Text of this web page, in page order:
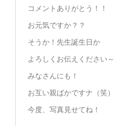
コメントありがとう！！
お元気ですか？？
そうか！先生誕生日か
よろしくお伝えください～
みなさんにも！
お互い親ばかですナ（笑）
今度、写真見せてね！